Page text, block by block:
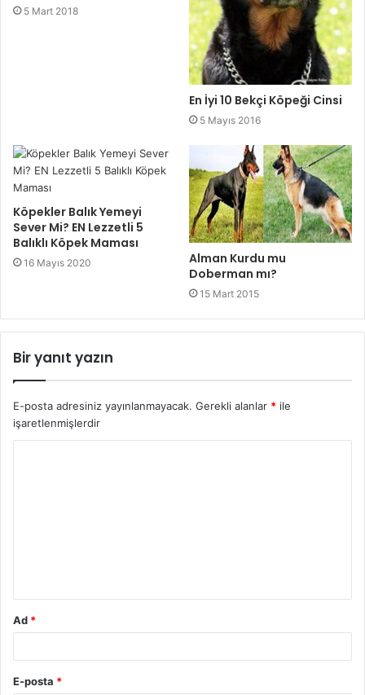
5 Mart 2018
En İyi 10 Bekçi Köpeği Cinsi
5 Mayıs 2016
Köpekler Balık Yemeyi
Sever Mi? EN Lezzetli 5
Balıklı Köpek Maması
16 Mayıs 2020
Alman Kurdu mu
Doberman mı?
15 Mart 2015
Bir yanıt yazın
E-posta adresiniz yayınlanmayacak. Gerekli alanlar * ile
işaretlenmişlerdir
Ad *
E-posta *